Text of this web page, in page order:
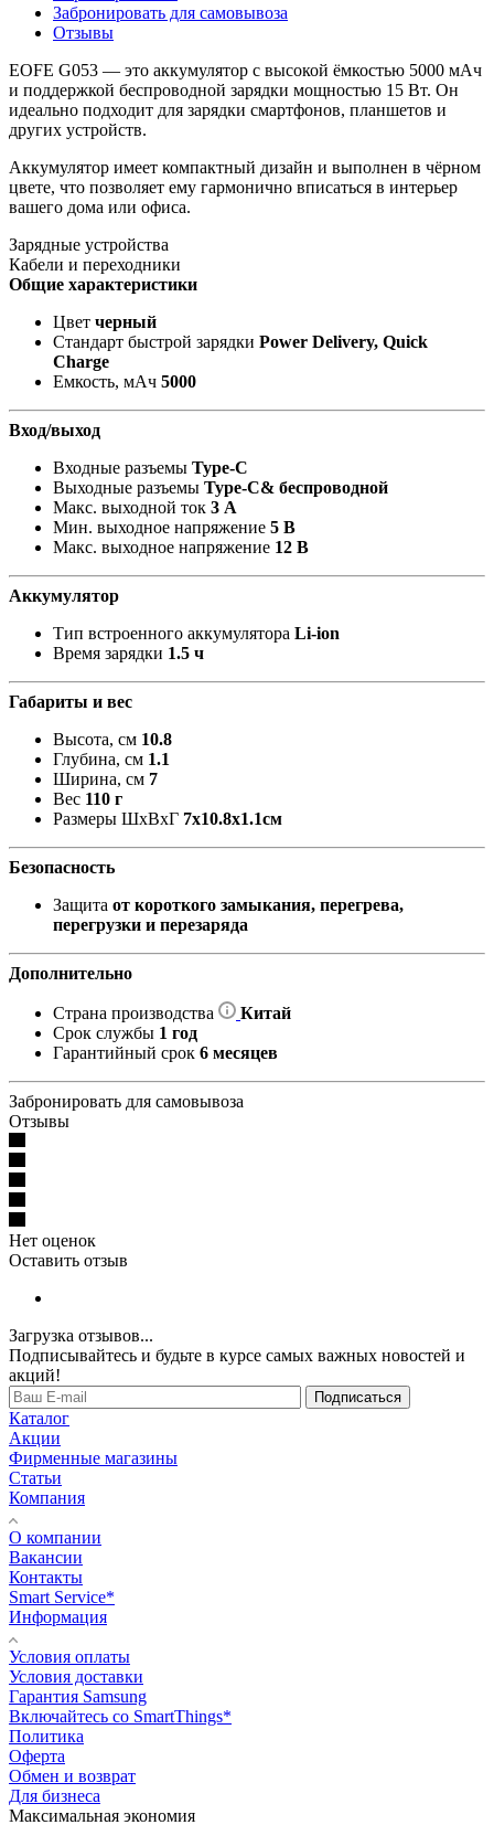
Забронировать для самовывоза
Отзывы
EOFE G053 — это аккумулятор с высокой ёмкостью 5000 мАч
и поддержкой беспроводной зарядки мощностью 15 Вт. Он
идеально подходит для зарядки смартфонов, планшетов и
других устройств.
Аккумулятор имеет компактный дизайн и выполнен в чёрном
цвете, что позволяет ему гармонично вписаться в интерьер
вашего дома или офиса.
Зарядные устройства
Кабели и переходники
Общие характеристики
Цвет черный
Стандарт быстрой зарядки Power Delivery, Quick
Charge
Емкость, мАч 5000
Вход/выход
Входные разъемы Type-C
Выходные разъемы Type-C& беспроводной
Макс. выходной ток 3 А
Мин. выходное напряжение 5 В
Макс. выходное напряжение 12 В
Аккумулятор
Тип встроенного аккумулятора Li-ion
Время зарядки 1.5 ч
Габариты и вес
Высота, см 10.8
Глубина, см 1.1
Ширина, см 7
Вес 110 г
Размеры ШxВxГ 7х10.8х1.1см
Безопасность
Защита от короткого замыкания, перегрева,
перегрузки и перезаряда
Дополнительно
Страна производства
Китай
Срок службы 1 год
Гарантийный срок 6 месяцев
Забронировать для самовывоза
Отзывы
Нет оценок
Оставить отзыв
Загрузка отзывов...
Подписывайтесь и будьте в курсе самых важных новостей и
акций!
Подписаться
Каталог
Акции
Фирменные магазины
Статьи
Компания
О компании
Вакансии
Контакты
Smart Service*
Информация
Условия оплаты
Условия доставки
Гарантия Samsung
Включайтесь со SmartThings*
Политика
Оферта
Обмен и возврат
Для бизнеса
Максимальная экономия